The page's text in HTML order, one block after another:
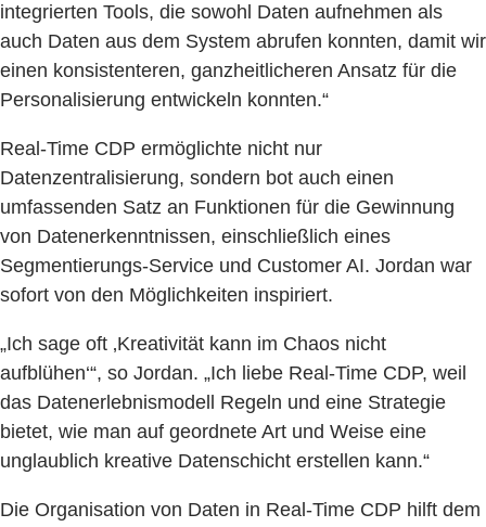
integrierten Tools, die sowohl Daten aufnehmen als
auch Daten aus dem System abrufen konnten, damit wir
einen konsistenteren, ganzheitlicheren Ansatz für die
Personalisierung entwickeln konnten.“
Real-Time CDP ermöglichte nicht nur
Datenzentralisierung, sondern bot auch einen
umfassenden Satz an Funktionen für die Gewinnung
von Datenerkenntnissen, einschließlich eines
Segmentierungs-Service und Customer AI. Jordan war
sofort von den Möglichkeiten inspiriert.
„Ich sage oft ‚Kreativität kann im Chaos nicht
aufblühen‘“, so Jordan. „Ich liebe Real-Time CDP, weil
das Datenerlebnismodell Regeln und eine Strategie
bietet, wie man auf geordnete Art und Weise eine
unglaublich kreative Datenschicht erstellen kann.“
Die Organisation von Daten in Real-Time CDP hilft dem